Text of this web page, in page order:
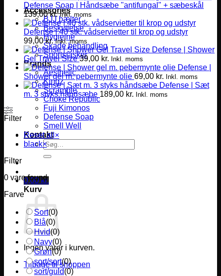
Accessories
BJJ bælter
Beskyttelse
Hygiejne
Skade behandling
Sportstasker
Brands
Aesthetic
Kingz
Scramble
Choke Republic
Fuji Kimonos
Defense Soap
Smell Well
Kontakt
Søg
efter:
0,00 kr.
Kurv
Ingen varer i kurven.
Tilbage til shoppen
Defense Soap | Håndsæbe "antifungal" + sæbeskål
139,00kr. Inkl. moms
Defense | 40 stk. vådservietter til krop og udstyr
99,00kr. Inkl. moms
Defense | Shower
Gel Travel Size 39,00 kr. Inkl. moms
Defense |
Shower gel m. pebermynte olie 69,00 kr. Inkl. moms
Defense | Sæt
m. 3 styks håndsæbe 189,00 kr. Inkl. moms
Filter
Reset all ×
black×
Filter
0 vare found
Farve
Sort(0)
Blå(0)
Hvid(0)
Navy(0)
Grøn(0)
sort/sort(0)
sort/guld(0)